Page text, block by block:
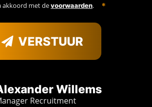
Willems
Recruitment
akkoord met devoorwaarden.
VERSTUUR